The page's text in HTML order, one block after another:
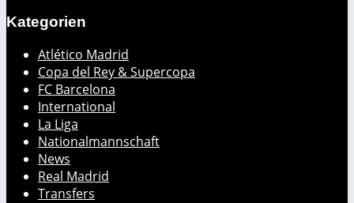
Kategorien
Atlético Madrid
Copa del Rey & Supercopa
FC Barcelona
International
La Liga
Nationalmannschaft
News
Real Madrid
Transfers